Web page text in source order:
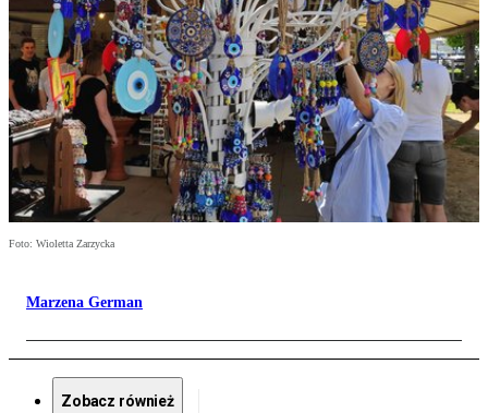
Foto: Wioletta Zarzycka
Marzena German
Zobacz również